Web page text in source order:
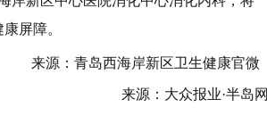
屏障。
来源：青岛西海岸新区卫生健康官微
来源：大众报业·半岛网